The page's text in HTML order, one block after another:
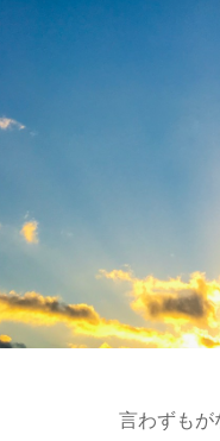
言わずもが